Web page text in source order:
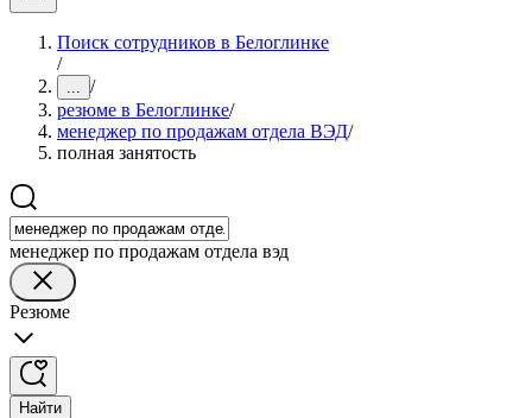
Поиск сотрудников в Белоглинке
/
... /
резюме в Белоглинке/
менеджер по продажам отдела ВЭД/
полная занятость
менеджер по продажам отдела вэд
Резюме
Найти